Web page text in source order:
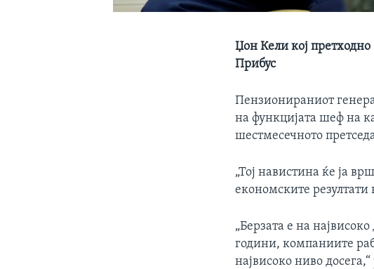
Џон Кели кој
Прибус
Пензионираниот
на функцијата шеф на
шестмесечното
„Тој навистина ќе ја
економските резултати
„Берзата е на
години, компаниите
највисоко ниво